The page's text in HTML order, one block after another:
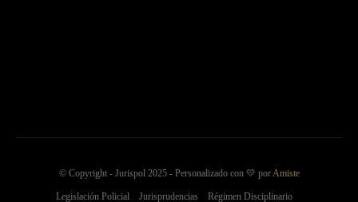
© Copyright - Jurispol 2025 - Personalizado con 💛 porAmiste
Legislación Policial Jurisprudencias Régimen Disciplinario